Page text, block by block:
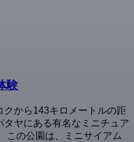
験
クから143キロメートルの距
ヤにある有名なミニチュア
この公園は、ミニサイアム